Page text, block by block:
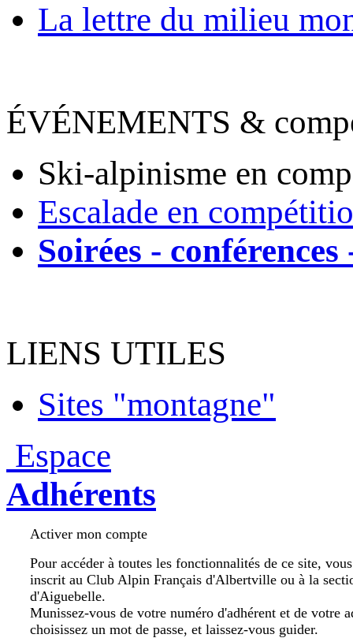
La lettre du milieu
ÉVÉNEMENTS &
Ski-alpinisme en
Escalade en
Soirées - conférences
LIENS UTILES
Sites "montagne"
Espace
Adhérents
Activer mon compte
Pour accéder à toutes les fonctionnalités de ce site,
inscrit au Club Alpin Français d'Albertville ou à la
d'Aiguebelle.
Munissez-vous de votre numéro d'adhérent et de votre
choisissez un mot de passe, et laissez-vous guider.